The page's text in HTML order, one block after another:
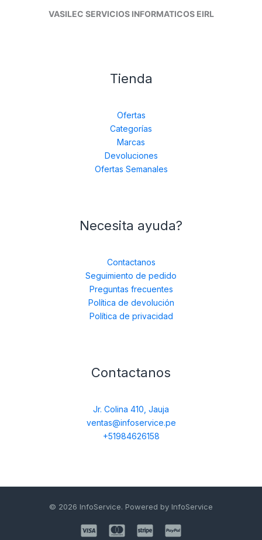
VASILEC SERVICIOS INFORMATICOS EIRL
Tienda
Ofertas
Categorías
Marcas
Devoluciones
Ofertas Semanales
Necesita ayuda?
Contactanos
Seguimiento de pedido
Preguntas frecuentes
Política de devolución
Política de privacidad
Contactanos
Jr. Colina 410, Jauja
ventas@infoservice.pe
+51984626158
© 2026 InfoService. Powered by InfoService